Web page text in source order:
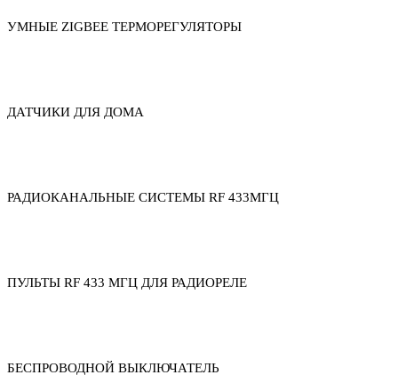
УМНЫЕ ZIGBEE ТЕРМОРЕГУЛЯТОРЫ
ДАТЧИКИ ДЛЯ ДОМА
РАДИОКАНАЛЬНЫЕ СИСТЕМЫ RF 433МГЦ
ПУЛЬТЫ RF 433 МГЦ ДЛЯ РАДИОРЕЛЕ
БЕСПРОВОДНОЙ ВЫКЛЮЧАТЕЛЬ